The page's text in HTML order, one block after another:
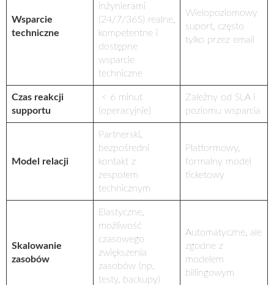
Wsparcie
techniczne
inżynierami
(24/7/365) realne,
kompetentne i
dostępne
wsparcie
techniczne
Wielopoziomowy
suport, często
tylko przez email
Czas reakcji
supportu
< 6 minut
(operacyjnie)
Zależny od SLA i
poziomu wsparcia
Model relacji
Partnerski,
bezpośredni
kontakt z
zespołem
technicznym
Platformowy,
formalny model
ticketowy
Skalowanie
zasobów
Elastyczne,
możliwość
czasowego
zwiększenia
zasobów (np.
testy, backupy)
Automatyczne, ale
zgodne z
modelem
billingowym